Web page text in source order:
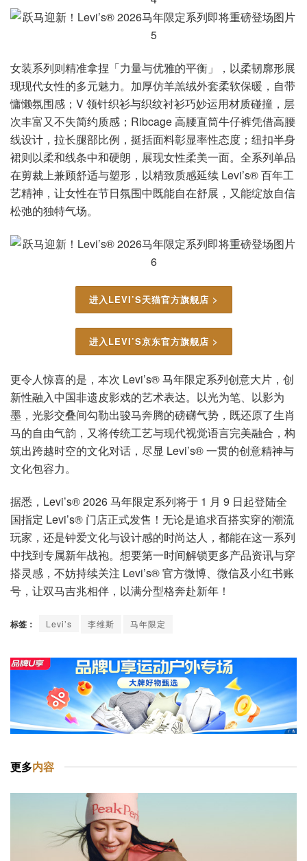
女装系列则精准拿捏「力量与优雅的平衡」，以柔韧廓形展
现现代女性的多元魅力。加厚仿羊羔绒外套柔软保暖，自带
慵懒氛围感；V 领针织衫与织纹衬衫巧妙运用材质碰撞，层
次丰富又不失简约质感；Ribcage 高腰直筒牛仔裤凭借高腰
线设计，拉长腿部比例，挺括面料彰显率性态度；纽扣半身
裙则以柔和线条中和硬朗，展现女性柔美一面。全系列单品
在剪裁上兼顾舒适与塑形，以精致质感延续 Levi’s® 百年工
艺精神，让女性在节日氛围中既能自在舒展，又能绽放自信
松弛的独特气场。
进入LEVI’S天猫官方旗舰店 >
进入LEVI’S京东官方旗舰店 >
更令人惊喜的是，本次 Levi’s® 马年限定系列创意大片，创
新性融入中国非遗皮影戏的艺术表达。以光为笔、以影为
墨，光影交叠间勾勒出骏马奔腾的磅礴气势，既还原了生肖
马的自由气韵，又将传统工艺与现代视觉语言完美融合，构
筑出跨越时空的文化对话，尽显 Levi’s® 一贯的创意精神与
文化包容力。
据悉，Levi’s® 2026 马年限定系列将于 1 月 9 日起登陆全
国指定 Levi’s® 门店正式发售！无论是追求百搭实穿的潮流
玩家，还是钟爱文化与设计感的时尚达人，都能在这一系列
中找到专属新年战袍。想要第一时间解锁更多产品资讯与穿
搭灵感，不妨持续关注 Levi’s® 官方微博、微信及小红书账
号，让双马吉兆相伴，以满分型格奔赴新年！
标签： Levi’s 李维斯 马年限定
更多内容